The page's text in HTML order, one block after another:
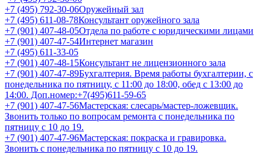
+7 (495) 792-30-06Оружейный зал
+7 (495) 611-08-78Консультант оружейного зала
+7 (901) 407-48-05Отдела по работе с юридическими лицами
+7 (901) 407-47-54Интернет магазин
+7 (495) 611-33-05
+7 (901) 407-48-15Консультант не лицензионного зала
+7 (901) 407-47-89Бухгалтерия. Время работы бухгалтерии, с
понедельника по пятницу, с 11:00 до 18:00, обед с 13:00 до
14:00. Доп.номер:+7(495)611-59-65
+7 (901) 407-47-56Мастерская: слесарь/мастер-ложевщик.
Звонить только по вопросам ремонта с понедельника по
пятницу с 10 до 19.
+7 (901) 407-47-96Мастерская: покраска и гравировка.
Звонить с понедельника по пятницу с 10 до 19.